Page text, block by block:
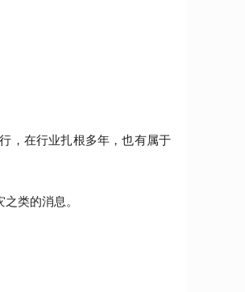
，在行业扎根多年，也有属于
类的消息。